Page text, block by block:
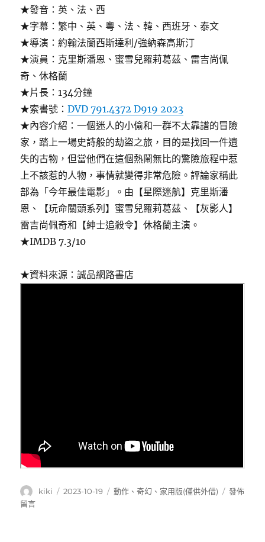
★發音：英、法、西
★字幕：繁中、英、粵、法、韓、西班牙、泰文
★導演：約翰法蘭西斯達利/強納森高斯汀
★演員：克里斯潘恩、蜜雪兒羅莉葛茲、雷吉尚佩
奇、休格蘭
★片長：134分鐘
★索書號：DVD 791.4372 D919 2023
★內容介紹：一個迷人的小偷和一群不太靠譜的冒險
家，踏上一場史詩般的劫盜之旅，目的是找回一件遺
失的古物，但當他們在這個熱鬧無比的驚險旅程中惹
上不該惹的人物，事情就變得非常危險。評論家稱此
部為「今年最佳電影」。由【星際迷航】克里斯潘
恩、【玩命關頭系列】蜜雪兒羅莉葛茲、【灰影人】
雷吉尚佩奇和【紳士追殺令】休格蘭主演。
★IMDB 7.3/10
★資料來源：誠品網路書店
作
kiki
發
2023-10-19
分
動作 、奇幻 、 家用版(僅供外借)
在
發佈
留言